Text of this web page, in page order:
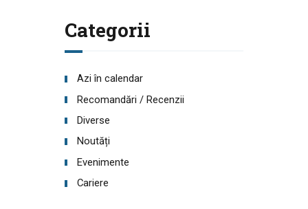
Categorii
Azi în calendar
Recomandări / Recenzii
Diverse
Noutăți
Evenimente
Cariere